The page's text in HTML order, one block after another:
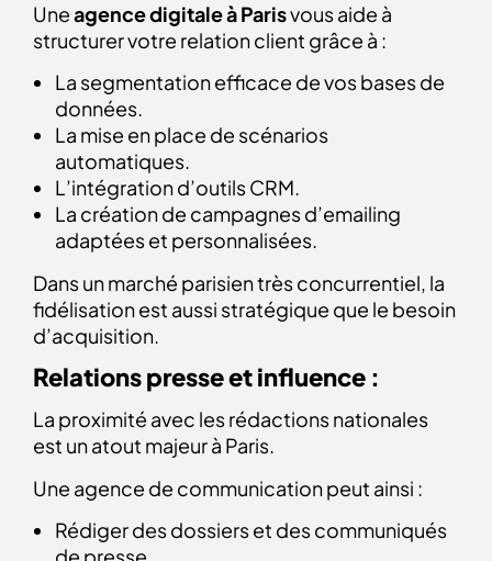
Uneagence digitale à Parisvous aide à
structurer votre relation client grâce à :
La segmentation efficace de vos bases de
données.
La mise en place de scénarios
automatiques.
L’intégration d’outils CRM.
La création de campagnes d’emailing
adaptées et personnalisées.
Dans un marché parisien très concurrentiel, la
fidélisation est aussi stratégique que le besoin
d’acquisition.
Relations presse et influence :
La proximité avec les rédactions nationales
est un atout majeur à Paris.
Une agence de communication peut ainsi :
Rédiger des dossiers et des communiqués